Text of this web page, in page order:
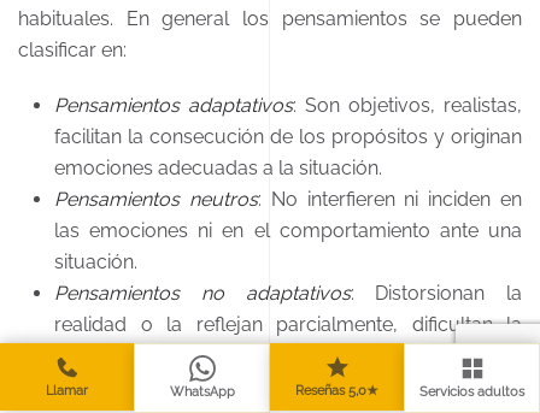
habituales. En general los pensamientos se pueden
clasificar en:
Pensamientos adaptativos: Son objetivos, realistas,
facilitan la consecución de los propósitos y originan
emociones adecuadas a la situación.
Pensamientos neutros: No interfieren ni inciden en
las emociones ni en el comportamiento ante una
situación.
Pensamientos no adaptativos: Distorsionan la
realidad o la reflejan parcialmente, dificultan la
consecución de los objetivos y tienden a originar
emociones no adecuadas a la situación.
Llamar WhatsApp Reseñas 5,0★ Servicios adultos